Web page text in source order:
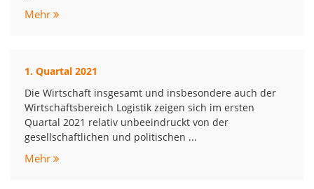
Mehr
1. Quartal 2021
Die Wirtschaft insgesamt und insbesondere auch der
Wirtschaftsbereich Logistik zeigen sich im ersten
Quartal 2021 relativ unbeeindruckt von der
gesellschaftlichen und politischen ...
Mehr